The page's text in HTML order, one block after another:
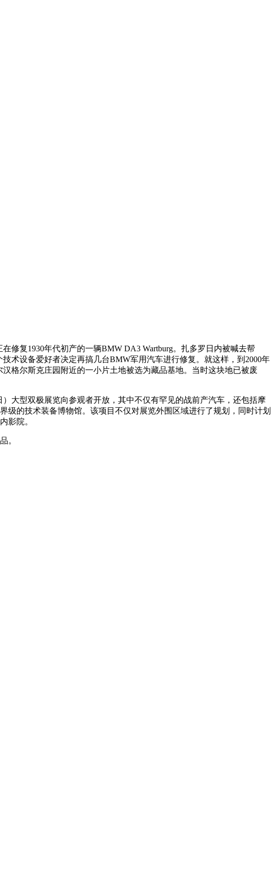
修复1930年代初产的一辆BMW DA3 Wartburg。扎多罗日内被喊去帮
术设备爱好者决定再搞几台BMW军用汽车进行修复。就这样，到2000年
格尔斯克庄园附近的一小片土地被选为藏品基地。当时这块地已被废
大型双极展览向参观者开放，其中不仅有罕见的战前产汽车，还包括摩
的技术装备博物馆。该项目不仅对展览外围区域进行了规划，同时计划
影院。
。